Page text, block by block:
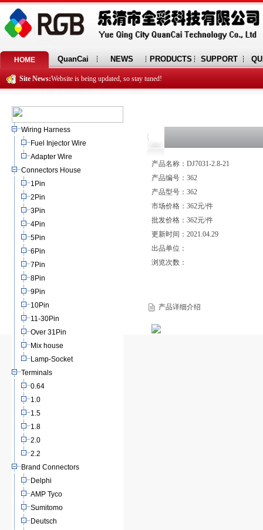
HOME QuanCai NEWS PRODUCTS SUPPORT
Site News:Website is being updated, so stay tuned!
Wiring Harness
Fuel Injector Wire
Adapter Wire
Connectors House
1Pin
2Pin
3Pin
4Pin
5Pin
6Pin
7Pin
8Pin
9Pin
10Pin
11-30Pin
Over 31Pin
Mix house
Lamp-Socket
Terminals
0.64
1.0
1.5
1.8
2.0
2.2
Brand Connectors
Delphi
AMP Tyco
Sumitomo
Deutsch
产品名称：DJ7031-2.8-21
产品编号：362
产品型号：362
市场价格：362元/件
批发价格：362元/件
更新时间：2021.04.29
出品单位：
浏览次数：
产品详细介绍